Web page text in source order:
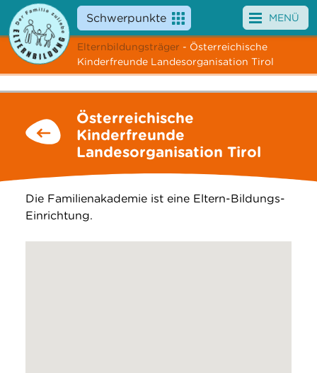
Schwerpunkte
Angebote
News
Suche
MENÜ
Elternbildungsträger - Österreichische
Kinderfreunde Landesorganisation Tirol
Österreichische
Kinderfreunde
Landesorganisation Tirol
Die Familienakademie ist eine Eltern-Bildungs-
Einrichtung.